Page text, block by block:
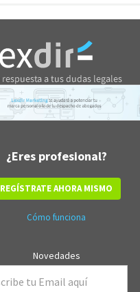
¿Eres profesional?
REGÍSTRATE AHORA MISMO
Cómo funciona
Novedades